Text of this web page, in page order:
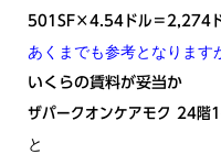
501SF×4.54ドル＝2,274
あくまでも参考となります
いくらの賃料が妥当か
ザパークオンケアモク 24階
と